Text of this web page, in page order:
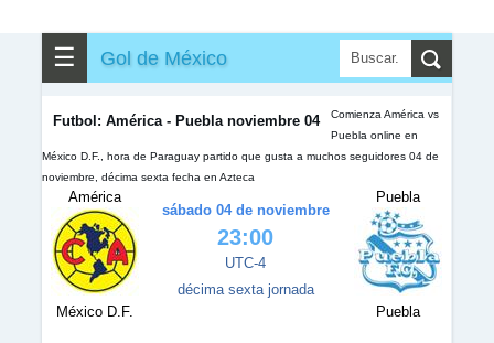
☰ Gol de México
Futbol: América - Puebla noviembre 04
Comienza América vs
Puebla online en
México D.F., hora de Paraguay partido que gusta a muchos seguidores 04 de
noviembre, décima sexta fecha en Azteca
América
México D.F.
sábado 04 de noviembre
23:00
UTC-4
décima sexta jornada
Puebla
Puebla